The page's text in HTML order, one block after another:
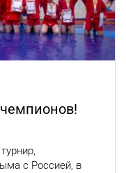
с Россией, в